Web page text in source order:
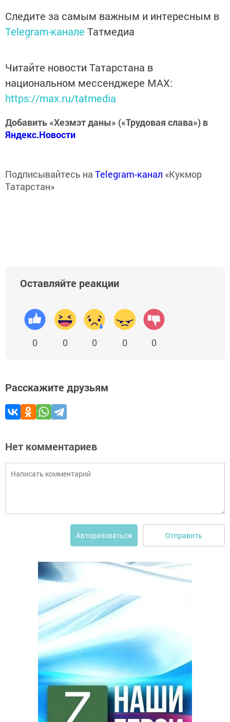
Следите за самым важным и интересным в
Telegram-канале Татмедиа
Читайте новости Татарстана в
национальном мессенджере MАХ:
https://max.ru/tatmedia
Добавить «Хезмэт даны» («Трудовая слава») в
Яндекс.Новости
Подписывайтесь на Telegram-канал «Кукмор
Татарстан»
Оставляйте реакции
0 0 0 0 0
Расскажите друзьям
Нет комментариев
Авторизоваться Отправить